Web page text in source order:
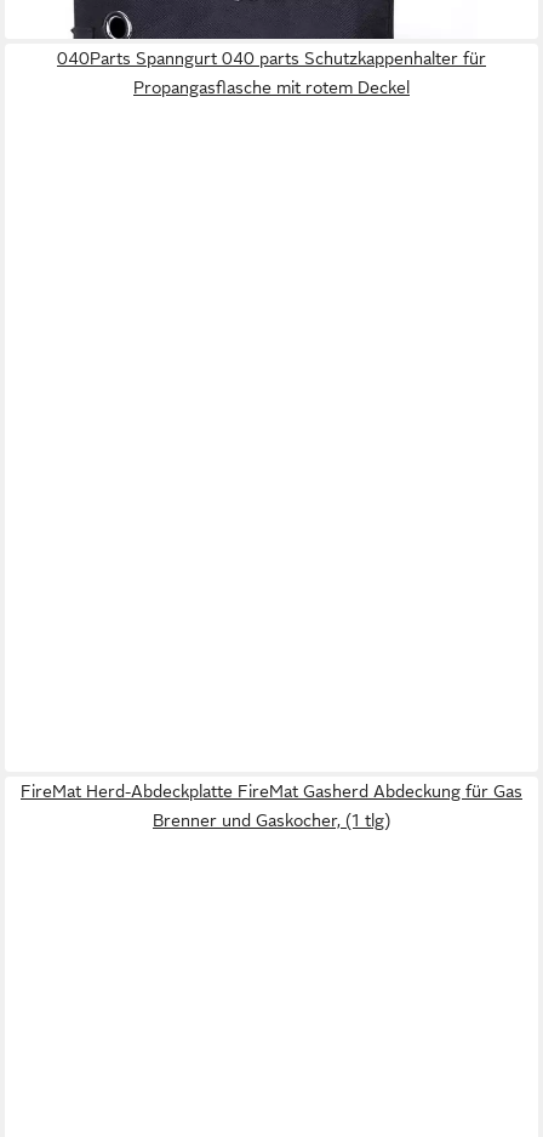
lieferbar - in 4-5 Werktagen bei dir
040Parts Spanngurt 040 parts Schutzkappenhalter für
Propangasflasche mit rotem Deckel
FireMat Herd-Abdeckplatte FireMat Gasherd Abdeckung für Gas
Brenner und Gaskocher, (1 tlg)